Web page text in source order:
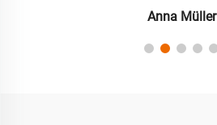
Anna Müller